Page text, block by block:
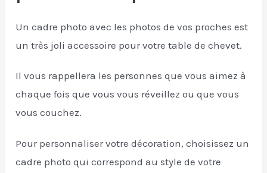
Un cadre photo avec les photos de vos proches est
un très joli accessoire pour votre table de chevet.
Il vous rappellera les personnes que vous aimez à
chaque fois que vous vous réveillez ou que vous
vous couchez.
Pour personnaliser votre décoration, choisissez un
cadre photo qui correspond au style de votre